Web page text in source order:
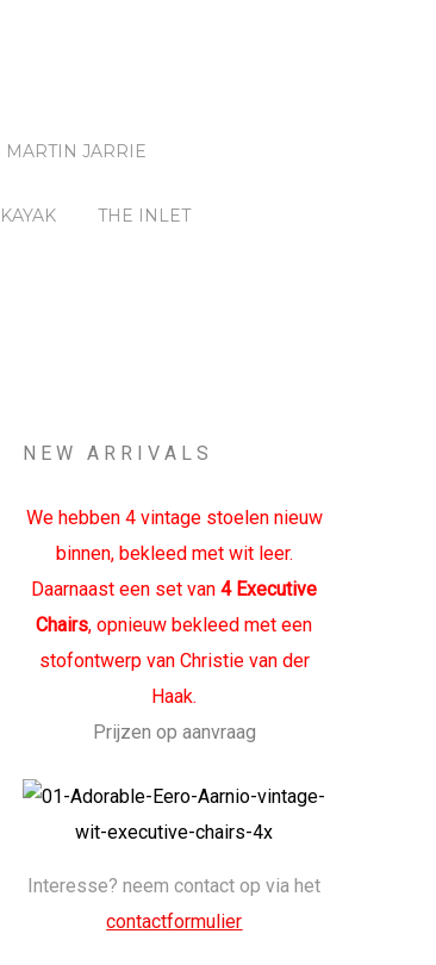
MARTIN JARRIE
THE INLET
N E W A R R I V A L S
We hebben 4 vintage stoelen nieuw
binnen, bekleed met wit leer.
Daarnaast een set van4 Executive
Chairs, opnieuw bekleed met een
stofontwerp van Christie van der
Haak.
Prijzen op aanvraag
Interesse? neem contact op via het
contactformulier